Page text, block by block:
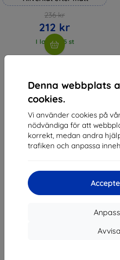
Denna webbplats
cookies.
Vi använder cookies på
nödvändiga för att
korrekt, medan andra
trafiken och anpassa
Avvisa
236 kr
212 kr
I lager > 5 st
av totalt4.
Shield-SK s.r.o.
46701494
Momsregistreringsnummer: